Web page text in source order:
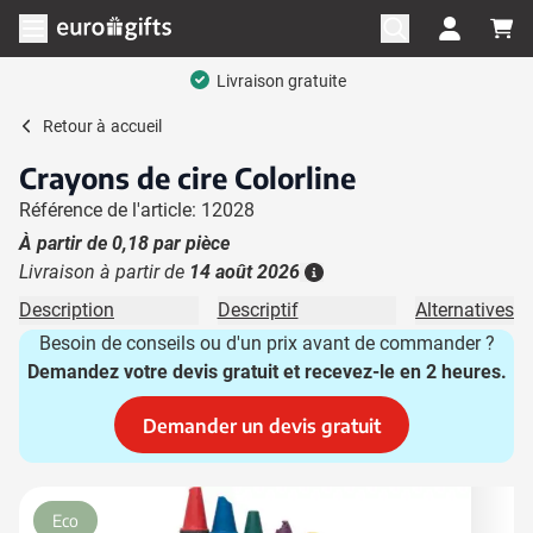
Aller au contenu
Ouvrir le menu
Livraison gratuite
Retour à accueil
Crayons de cire Colorline
Référence de l'article: 12028
À partir de 0,18 par pièce
Livraison à partir de 14 août 2026
Description Descriptif
Alternatives
Besoin de conseils ou d'un prix avant de commander ?
Demandez votre devis gratuit et recevez-le en 2 heures.
Demander un devis gratuit
Eco
Image principale
Cliquez pour voir l'image en plein écran